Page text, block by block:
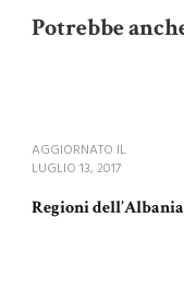
Potrebbe
AGGIORNATO IL
LUGLIO 13, 2017
Regioni dell’Albania